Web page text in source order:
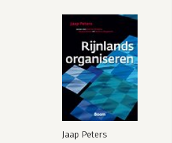
De fontein, maak
wijze keuzes
Jaap Peters